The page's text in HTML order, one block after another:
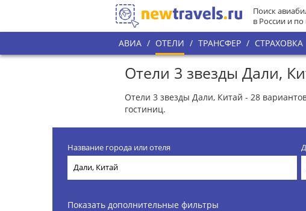
Поиск
в России и
АВИА / ОТЕЛИ / ТРАНСФЕР / СТРАХОВКА
Отели 3 звезды Дали,
Отели 3 звезды Дали, Китай - 28
гостиниц.
Название города или отеля
Показать дополнительные фильтры